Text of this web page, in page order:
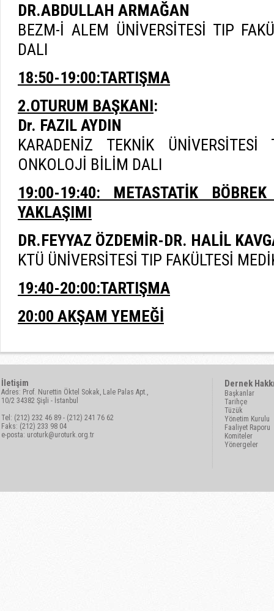
DR.ABDULLAH ARMAĞAN
BEZM-İ ALEM ÜNİVERSİTESİ TIP
DALI
18:50-19:00:TARTIŞMA
2.OTURUM BAŞKANI:
Dr. FAZIL AYDIN
KARADENİZ TEKNİK
ONKOLOJİ BİLİM DALI
19:00-19:40: METASTATİK
YAKLAŞIMI
DR.FEYYAZ ÖZDEMİR-DR. HALİL
KTÜ ÜNİVERSİTESİ TIP FAKÜLTESİ
19:40-20:00:TARTIŞMA
20:00 AKŞAM YEMEĞİ
İletişim
Adres: Prof. Nurettin Öktel Sokak, Lale Palas Apt.,
10/2 34382 Şişli - İstanbul
Tel: (212) 232 46 89 - (212) 241 76 62
Faks: (212) 233 98 04
e-posta: uroturk@uroturk.org.tr
Dernek
Başkanlar
Tarihçe
Tüzük
Yönetim Kurulu
Faaliyet Raporu
Komiteler
Yönergeler